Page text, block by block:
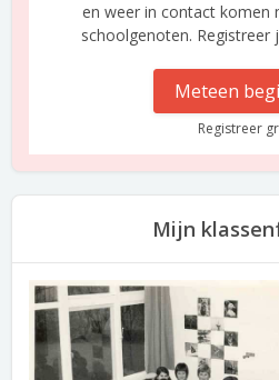
en weer in contact komen
schoolgenoten. Registreer
Meteen
Registreer
Mijn